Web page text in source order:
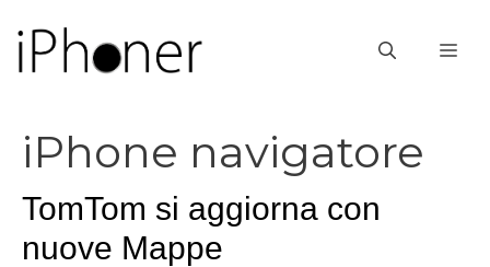
contenuto
iPhone navigatore
TomTom si aggiorna con
nuove Mappe